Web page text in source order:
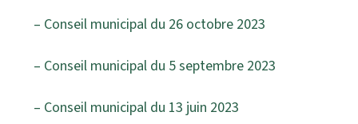
– Conseil municipal du 26 octobre 2023
– Conseil municipal du 5 septembre 2023
– Conseil municipal du 13 juin 2023